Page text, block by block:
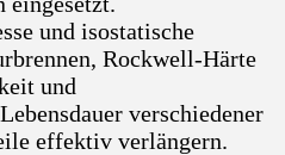
und isostatische
Rockwell-Härte
und
verschiedener
effektiv verlängern.